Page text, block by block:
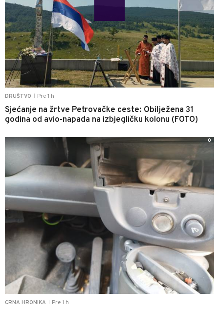
DRUŠTVO Pre 1 h
Sjećanje na žrtve Petrovačke ceste: Obilježena 31
godina od avio-napada na izbjegličku kolonu (FOTO)
CRNA HRONIKA Pre 1 h
0